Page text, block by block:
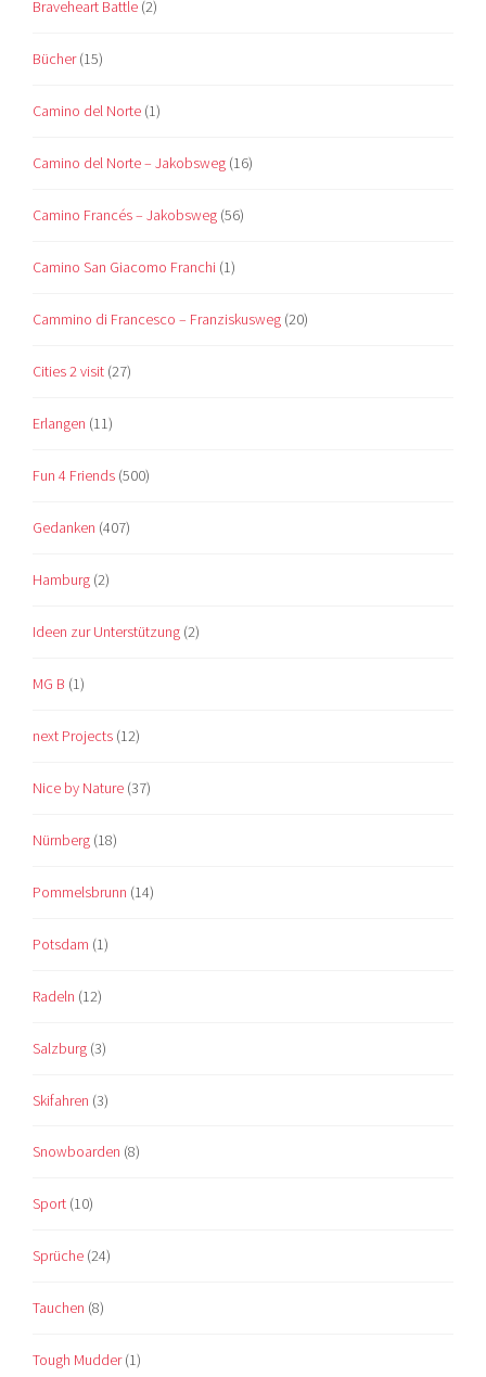
Braveheart Battle (2)
Bücher(15)
Camino del Norte (1)
Camino del Norte – Jakobsweg (16)
Camino Francés – Jakobsweg (56)
Camino San Giacomo Franchi (1)
Cammino di Francesco – Franziskusweg (20)
Cities 2 visit (27)
Erlangen (11)
Fun 4 Friends (500)
Gedanken (407)
Hamburg (2)
Ideen zur Unterstützung (2)
MG B (1)
next Projects (12)
Nice by Nature (37)
Nürnberg (18)
Pommelsbrunn (14)
Potsdam (1)
Radeln (12)
Salzburg (3)
Skifahren (3)
Snowboarden (8)
Sport (10)
Sprüche (24)
Tauchen (8)
Tough Mudder(1)